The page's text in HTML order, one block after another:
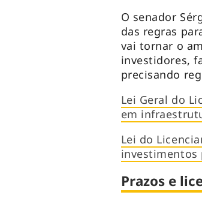
O senador
das regras
vai tornar o
investidores,
precisando
Lei Geral do
em
Lei do
investimentos
Prazos e